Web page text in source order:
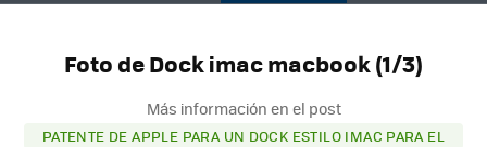
Foto de Dock imac macbook (1/3)
Más información en el post
PATENTE DE APPLE PARA UN DOCK ESTILO IMAC PARA EL